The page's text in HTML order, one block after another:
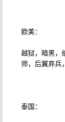
欧美：
越狱，暗黑，
师，后翼弃兵
泰国：